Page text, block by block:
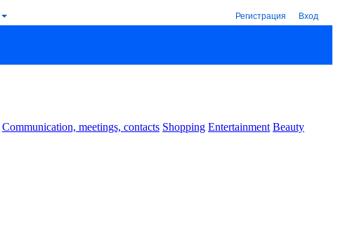
Регистрация Вход
Communication, meetings, contacts Shopping Entertainment Beauty